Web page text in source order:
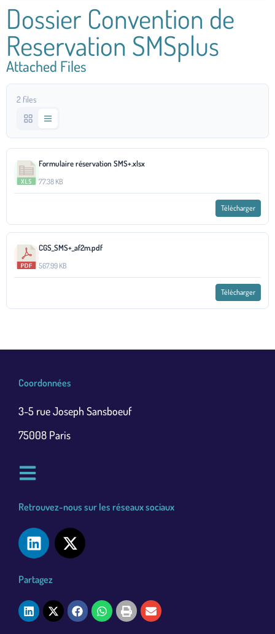
Dossier Convention de
Reservation SMSplus
Attached Files
2 files
Formulaire réservation SMS+.xlsx
77.38 KB
Télécharger
CGS_SMS+_af2m.pdf
567.99 KB
Télécharger
Coordonnées
3-5 rue Joseph Sansboeuf
75008 Paris
Retrouvez-nous sur les réseaux sociaux
Partagez